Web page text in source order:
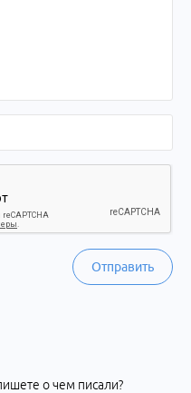
Отправить
о чем писали?